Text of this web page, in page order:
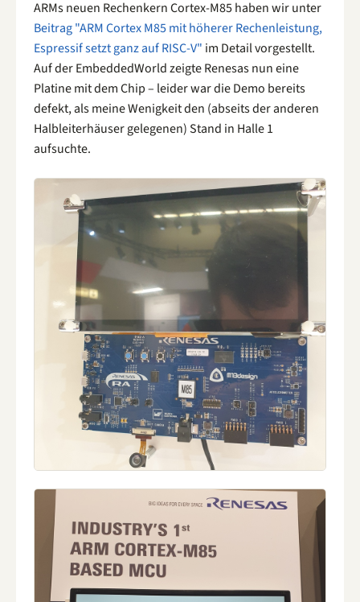
ARMs neuen Rechenkern Cortex-M85 haben wir unter
Beitrag "ARM Cortex M85 mit höherer Rechenleistung,
Espressif setzt ganz auf RISC-V" im Detail vorgestellt.
Auf der EmbeddedWorld zeigte Renesas nun eine
Platine mit dem Chip – leider war die Demo bereits
defekt, als meine Wenigkeit den (abseits der anderen
Halbleiterhäuser gelegenen) Stand in Halle 1
aufsuchte.